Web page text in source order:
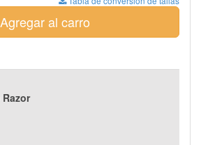
Agregar al carro